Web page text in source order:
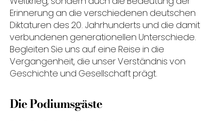
Erinnerung an die verschiedenen deutschen
Diktaturen des 20. Jahrhunderts und die damit
verbundenen generationellen Unterschiede.
Begleiten Sie uns auf eine Reise in die
Vergangenheit, die unser Verständnis von
Geschichte und Gesellschaft prägt.
Die Podiumsgäste